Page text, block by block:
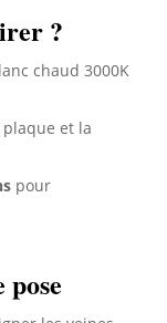
?
chaud 3000K
et la
pour